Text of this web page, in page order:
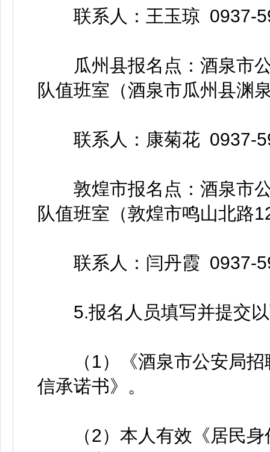
联系人：王玉琼 0937-
瓜州县报名点：酒泉市公
队值班室（酒泉市瓜州县渊
联系人：康菊花 0937-
敦煌市报名点：酒泉市公
队值班室（敦煌市鸣山北路
联系人：闫丹霞 0937-
5.报名人员填写并提交以
（1）《酒泉市公安局招
信承诺书》。
（2）本人有效《居民身